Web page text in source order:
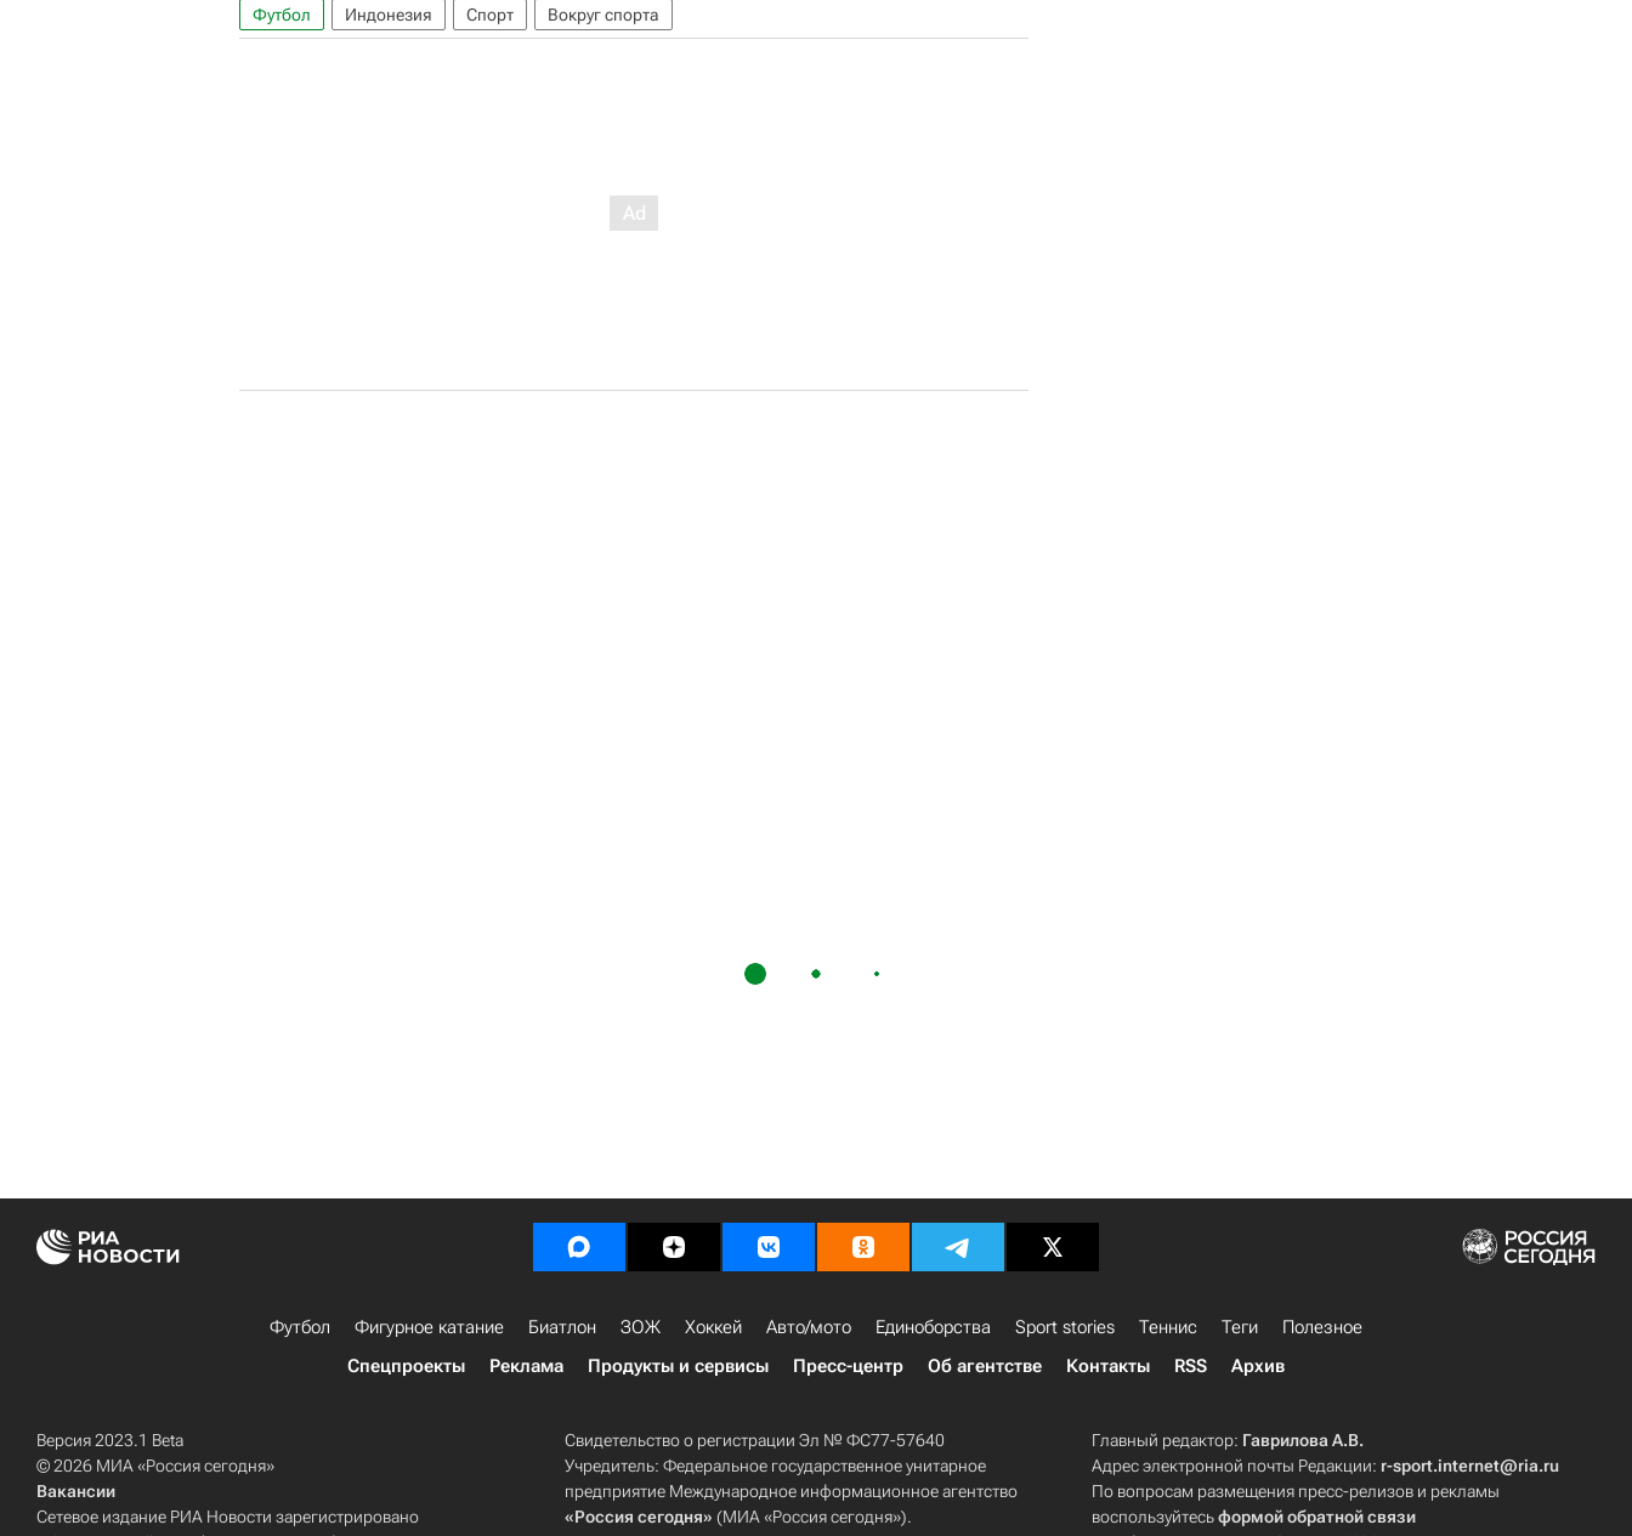
Футбол Индонезия Спорт Вокруг спорта
Футбол Фигурное катание Биатлон ЗОЖ Хоккей Авто/мото Единоборства Sport stories Теннис Теги
Полезное
Спецпроекты
Реклама Продукты и сервисы Пресс-центр Об агентстве Контакты RSS Архив
Версия 2023.1 Beta
© 2026 МИА «Россия сегодня»
Вакансии
Сетевое издание РИА Новости зарегистрировано
Свидетельство о регистрации Эл № ФС77-57640
Учредитель: Федеральное государственное унитарное
предприятие Международное информационное агентство
«Россия сегодня» (МИА «Россия сегодня»).
Главный редактор: Гаврилова А.В.
Адрес электронной почты Редакции: r-sport.internet@ria.ru
По вопросам размещения пресс-релизов и рекламы
воспользуйтесьформой обратной связи